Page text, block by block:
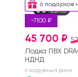
6 подарков
-7100 ₽
45 700 ₽
Лодка ПВХ
НДНД
с надувным дном